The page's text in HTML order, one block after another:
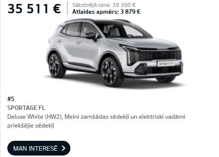
35 511 € Sākotnējā cena: 39 390 €
Atlaides apmērs: 3 879 €
#5
SPORTAGE FL
Deluxe White (HW2), Melni zamšādas sēdekļi un elektriski vadāmi
priekšējie sēdekļi
MAN INTERESĒ